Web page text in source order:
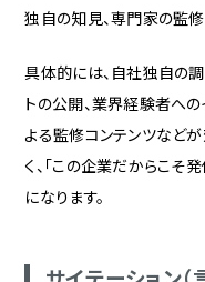
独自の知見、専門家の監
具体的には、自社独自の
トの公開、業界経験者へ
よる監修コンテンツなど
く、「この企業だからこそ
になります。